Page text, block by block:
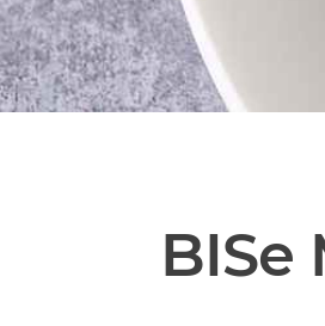
BISe